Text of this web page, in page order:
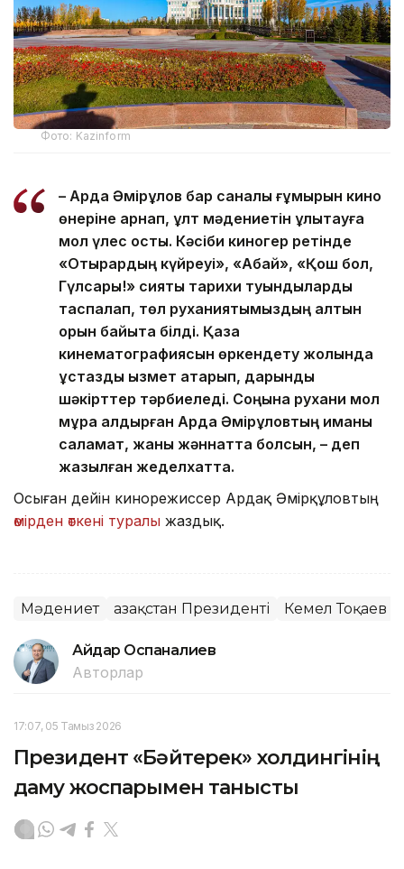
Фото: Kazinform
– Ардақ Әмірқұлов бар саналы ғұмырын кино
өнеріне арнап, ұлт мәдениетін ұлықтауға
мол үлес қосты. Кәсіби киногер ретінде
«Отырардың күйреуі», «Абай», «Қош бол,
Гүлсары!» сияқты тарихи туындыларды
таспалап, төл руханиятымыздың алтын
қорын байыта білді. Қазақ
кинематографиясын өркендету жолында
ұстаздық қызмет атқарып, дарынды
шәкірттер тәрбиеледі. Соңына рухани мол
мұра қалдырған Ардақ Әмірқұловтың иманы
саламат, жаны жәннатта болсын, – деп
жазылған жеделхатта.
Осыған дейін кинорежиссер Ардақ Әмірқұловтың
өмірден өткені туралы жаздық.
Мәдениет Қазақстан Президенті Кемел Тоқаев
Айдар Оспаналиев
Авторлар
17:07, 05 Тамыз 2026
Президент «Бәйтерек» холдингінің
даму жоспарымен танысты